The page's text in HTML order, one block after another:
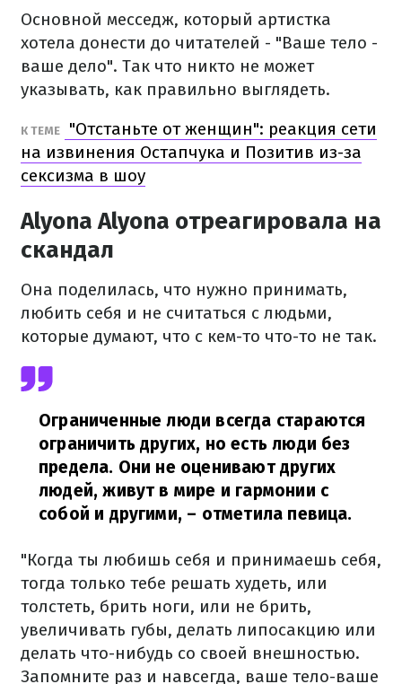
Основной месседж, который артистка
хотела донести до читателей - "Ваше тело -
ваше дело". Так что никто не может
указывать, как правильно выглядеть.
К ТЕМЕ
"Отстаньте от женщин": реакция сети
на извинения Остапчука и Позитив из-за
сексизма в шоу
Alyona Alyona отреагировала на
скандал
Она поделилась, что нужно принимать,
любить себя и не считаться с людьми,
которые думают, что с кем-то что-то не так.
Ограниченные люди всегда стараются
ограничить других, но есть люди без
предела. Они не оценивают других
людей, живут в мире и гармонии с
собой и другими, – отметила певица.
"Когда ты любишь себя и принимаешь себя,
тогда только тебе решать худеть, или
толстеть, брить ноги, или не брить,
увеличивать губы, делать липосакцию или
делать что-нибудь со своей внешностью.
Запомните раз и навсегда, ваше тело-ваше